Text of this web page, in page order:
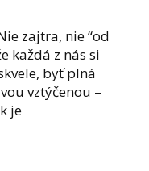
zajtra, nie “od
každá z nás si
byť plná
vztýčenou –
je